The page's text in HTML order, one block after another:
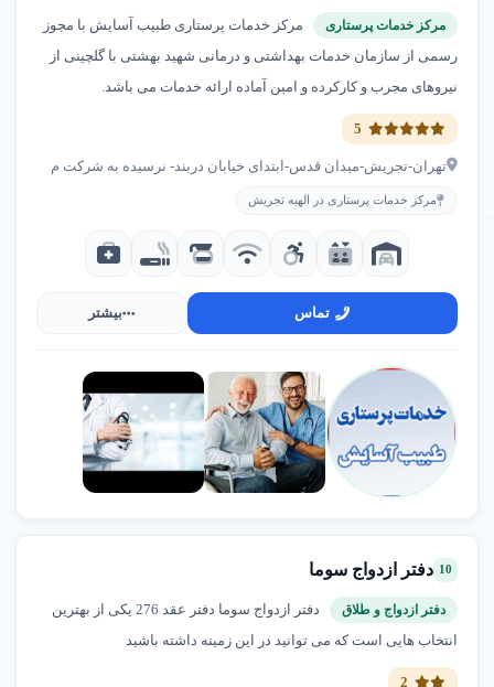
مرکز خدمات پرستاری
مرکز خدمات پرستاری طبیب آسایش با مجوز
رسمی از سازمان خدمات بهداشتی و درمانی شهید بهشتی با گلچینی از
نیروهای مجرب و کارکرده و امین آماده ارائه خدمات می باشد.
تهران-تجریش-میدان قدس-ابتدای خیابان دربند- نرسیده به شرکت م
مرکز خدمات پرستاری در الهیه تجریش
تماس بیشتر
10 دفتر ازدواج سوما
دفتر ازدواج و طلاق
دفتر ازدواج سوما دفتر عقد 276 یکی از بهترین
انتخاب هایی است که می توانید در این زمینه داشته باشید